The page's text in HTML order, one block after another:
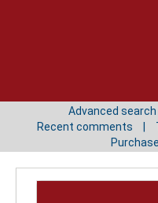
Advanced search
Recent comments